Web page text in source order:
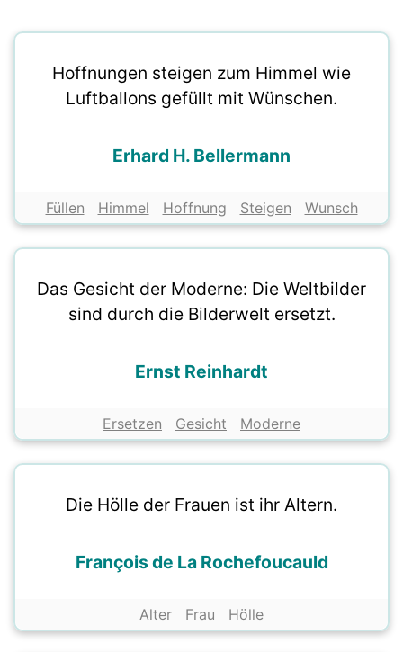
Hoffnungen steigen zum Himmel wie
Luftballons gefüllt mit Wünschen.
Erhard H. Bellermann
Füllen Himmel Hoffnung Steigen Wunsch
Das Gesicht der Moderne: Die Weltbilder
sind durch die Bilderwelt ersetzt.
Ernst Reinhardt
Ersetzen Gesicht Moderne
Die Hölle der Frauen ist ihr Altern.
François de La Rochefoucauld
Alter Frau Hölle